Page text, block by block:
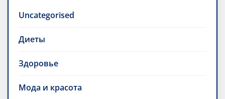
Uncategorised
Диеты
Здоровье
Мода и красота